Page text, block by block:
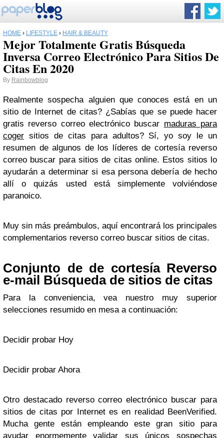
HOME › LIFESTYLE › HAIR & BEAUTY
Mejor Totalmente Gratis Búsqueda
Inversa Correo Electrónico Para Sitios De
Citas En 2020
By Rainbowblog
Realmente sospecha alguien que conoces está en un
sitio de Internet de citas? ¿Sabías que se puede hacer
gratis reverso correo electrónico buscar maduras para
coger sitios de citas para adultos? Sí, yo soy le un
resumen de algunos de los líderes de cortesía reverso
correo buscar para sitios de citas online. Estos sitios lo
ayudarán a determinar si esa persona debería de hecho
allí o quizás usted está simplemente volviéndose
paranoico.
Muy sin más preámbulos, aquí encontrará los principales
complementarios reverso correo buscar sitios de citas.
Conjunto de de cortesía Reverso
e-mail Búsqueda de sitios de citas
Para la conveniencia, vea nuestro muy superior
selecciones resumido en mesa a continuación:
Decidir probar Hoy
Decidir probar Ahora
Otro destacado reverso correo electrónico buscar para
sitios de citas por Internet es en realidad BeenVerified.
Mucha gente están empleando este gran sitio para
ayudar enormemente validar sus únicos sospechas